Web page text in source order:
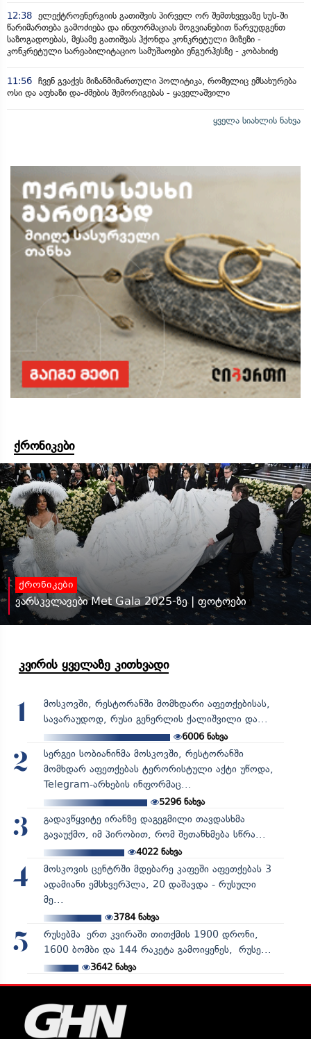
12:38 ელექტროენერგიის გათიშვის პირველ ორ შემთხვევაზე სუს-ში
წარიმართება გამოძიება და ინფორმაციას მოგვიანებით წარვუდგენთ
საზოგადოებას, მესამე გათიშვას ჰქონდა კონკრეტული მიზეზი -
კონკრეტული სარეაბილიტაციო სამუშაოები ენგურჰესზე - კობახიძე
11:56 ჩვენ გვაქვს მიზანმიმართული პოლიტიკა, რომელიც ემსახურება
ოსი და აფხაზი და-ძმების შემორიგებას - ყაველაშვილი
ყველა სიახლის ნახვა
ქრონიკები
ქრონიკები
ვარსკვლავები Met Gala 2025-ზე | ფოტოები
კვირის ყველაზე კითხვადი
1
მოსკოვში, რესტორანში მომხდარი აფეთქებისას,
სავარაუდოდ, რუსი გენერლის ქალიშვილი და...
6006ნახვა
2
სერგეი სობიანინმა მოსკოვში, რესტორანში
მომხდარ აფეთქებას ტერორისტული აქტი უწოდა,
Telegram-არხების ინფორმაც...
5296ნახვა
3
გადავწყვიტე ირანზე დაგეგმილი თავდასხმა
გავაუქმო, იმ პირობით, რომ შეთანხმება სწრა...
4022ნახვა
4
მოსკოვის ცენტრში მდებარე კაფეში აფეთქებას 3
ადამიანი ემსხვერპლა, 20 დაშავდა - რუსული
მე...
3784ნახვა
5
რუსებმა ერთ კვირაში თითქმის 1900 დრონი,
1600 ბომბი და 144 რაკეტა გამოიყენეს, რუსე...
3642ნახვა